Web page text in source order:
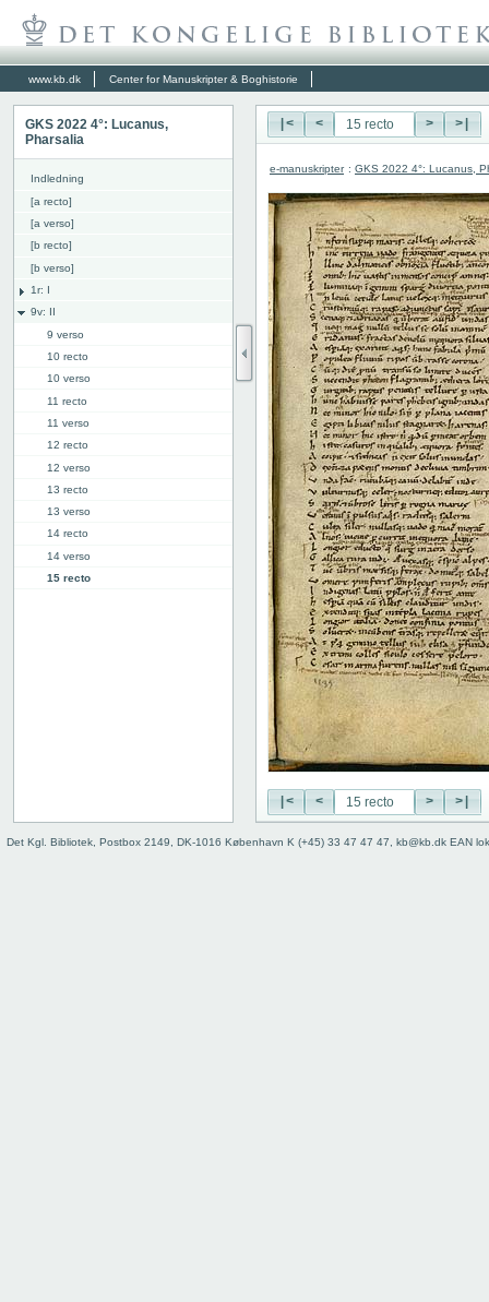
www.kb.dk Center for Manuskripter & Boghistorie
GKS 2022 4°: Lucanus,
Pharsalia
Indledning
[a recto]
[a verso]
[b recto]
[b verso]
1r: I
9v: II
9 verso
10 recto
10 verso
11 recto
11 verso
12 recto
12 verso
13 recto
13 verso
14 recto
14 verso
15 recto
70v: VIII
81r: IX
|< < > >|
e-manuskripter : GKS 2022 4°: Lucanus,
|< < > >|
Det Kgl. Bibliotek, Postbox 2149, DK-1016 København K (+45) 33 47 47 47, kb@kb.dk EAN